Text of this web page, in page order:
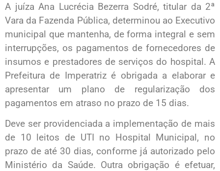
A juíza Ana Lucrécia Bezerra Sodré, titular da 2ª
Vara da Fazenda Pública, determinou ao Executivo
municipal que mantenha, de forma integral e sem
interrupções, os pagamentos de fornecedores de
insumos e prestadores de serviços do hospital. A
Prefeitura de Imperatriz é obrigada a elaborar e
apresentar um plano de regularização dos
pagamentos em atraso no prazo de 15 dias.
Deve ser providenciada a implementação de mais
de 10 leitos de UTI no Hospital Municipal, no
prazo de até 30 dias, conforme já autorizado pelo
Ministério da Saúde. Outra obrigação é efetuar,